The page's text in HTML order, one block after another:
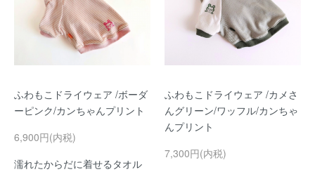
ふわもこドライウェア /ボーダ
ーピンク/カンちゃんプリント
6,900円(内税)
濡れたからだに着せるタオル
ふわもこドライウェア /カメさ
んグリーン/ワッフル/カンちゃ
んプリント
7,300円(内税)